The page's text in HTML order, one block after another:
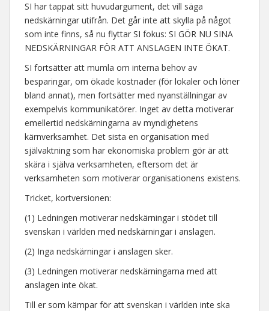
SI har tappat sitt huvudargument, det vill säga
nedskärningar utifrån. Det går inte att skylla på något
som inte finns, så nu flyttar SI fokus: SI GÖR NU SINA
NEDSKÄRNINGAR FÖR ATT ANSLAGEN INTE ÖKAT.
SI fortsätter att mumla om interna behov av
besparingar, om ökade kostnader (för lokaler och löner
bland annat), men fortsätter med nyanställningar av
exempelvis kommunikatörer. Inget av detta motiverar
emellertid nedskärningarna av myndighetens
kärnverksamhet. Det sista en organisation med
självaktning som har ekonomiska problem gör är att
skära i själva verksamheten, eftersom det är
verksamheten som motiverar organisationens existens.
Tricket, kortversionen:
(1) Ledningen motiverar nedskärningar i stödet till
svenskan i världen med nedskärningar i anslagen.
(2) Inga nedskärningar i anslagen sker.
(3) Ledningen motiverar nedskärningarna med att
anslagen inte ökat.
Till er som kämpar för att svenskan i världen inte ska